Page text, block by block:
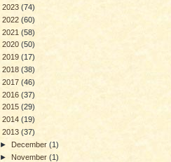
2023 (74)
2022 (60)
2021 (58)
2020 (50)
2019 (17)
2018 (38)
2017 (46)
2016 (37)
2015 (29)
2014 (19)
2013 (37)
► December(1)
► November(1)